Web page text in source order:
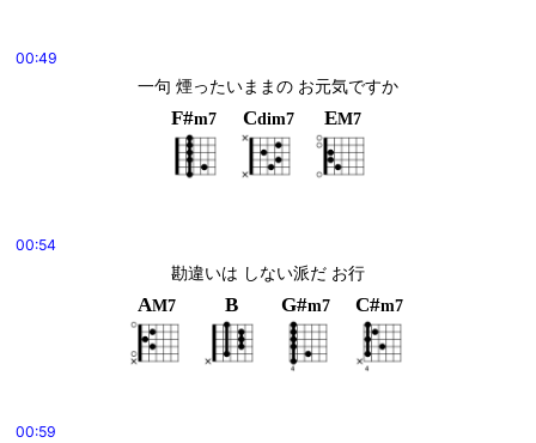
00:49
一句 煙ったいままの お元気ですか
F#m7 Cdim7 EM7
00:54
勘違いは しない派だ お行
AM7 B G#m7 C#m7
00:59